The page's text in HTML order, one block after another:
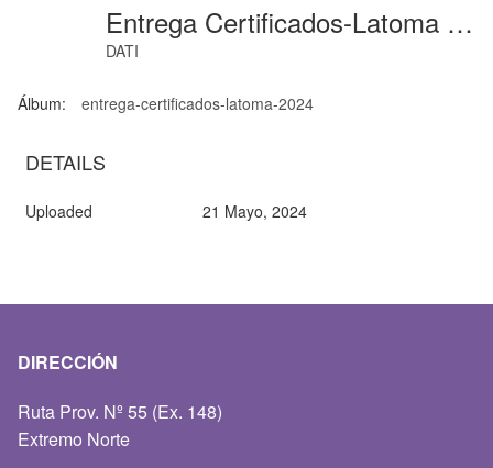
Entrega Certificados-Latoma (38)
DATI
Álbum: entrega-certificados-latoma-2024
DETAILS
Uploaded 21 Mayo, 2024
DIRECCIÓN
Ruta Prov. Nº 55 (Ex. 148)
Extremo Norte